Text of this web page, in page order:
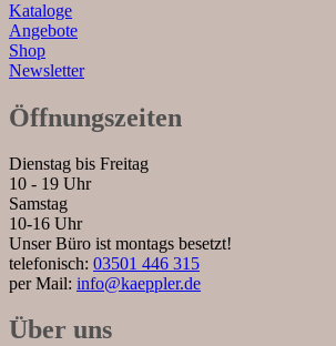
Kataloge
Angebote
Shop
Newsletter
Öffnungszeiten
Dienstag bis Freitag
10 - 19 Uhr
Samstag
10-16 Uhr
Unser Büro ist montags besetzt!
telefonisch: 03501 446 315
per Mail: info@kaeppler.de
Über uns